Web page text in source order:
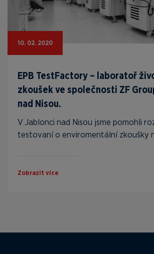
10. 02. 2020
EPB TestFactory – laboratoř
zkoušek ve společnosti ZF
nad Nisou.
V Jablonci nad Nisou jsme pomohli
testovaní o enviromentální zkoušky
Zobrazit více